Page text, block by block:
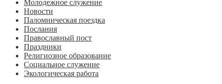
Молодежное служение
Новости
Паломническая поездка
Послания
Православный пост
Праздники
Религиозное образование
Социальное служение
Экологическая работа